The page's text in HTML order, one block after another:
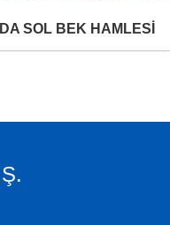
SOL BEK HAMLESİ